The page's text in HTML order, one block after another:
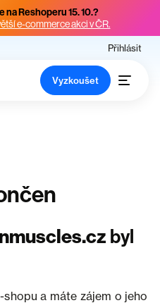
na Reshoperu 15. 10.?
e-commerce akci v ČR.
Přihlásit
Vyzkoušet
byl
a máte zájem o jeho